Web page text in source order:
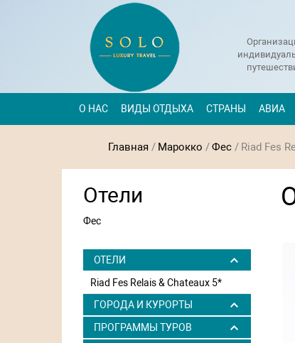
О НАС ВИДЫ ОТДЫХА СТРАНЫ АВИА
Главная / Марокко /Фес / Riad Fes
Отели
Фес
ОТЕЛИ
Riad Fes Relais & Chateaux 5*
ГОРОДА И КУРОРТЫ
ПРОГРАММЫ ТУРОВ